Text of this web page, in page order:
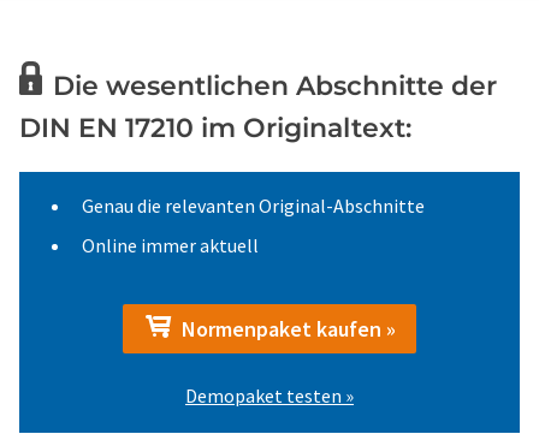
Die wesentlichen Abschnitte der
DIN EN 17210 im Originaltext:
Genau die relevanten Original-Abschnitte
Online immer aktuell
Normenpaket kaufen »
Demopaket testen »